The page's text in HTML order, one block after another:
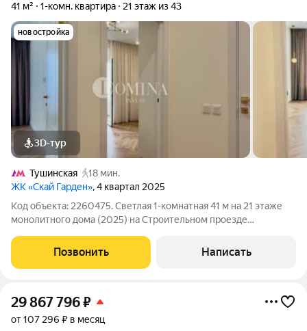
41 м² 1-комн. квартира 21 этаж из 43
новостройка
3D-тур
Тушинская
18 мин.
ЖК «Скай Гарден», 4 квартал 2025
Код объекта: 2260475. Светлая 1-комнатная 41 м на 21 этаже
монолитного дома (2025) на Строительном проезде
квартире сразу можно заехать и жить. Первое впечатление
Высокий 21-й этаж дарит открытый
Позвонить Написать
29 867 796₽
от 107 296 ₽ в месяц